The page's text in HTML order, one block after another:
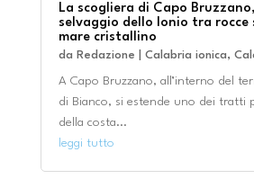
La scogliera di Capo
selvaggio dello Ionio tra rocce
mare cristallino
da Redazione Calabria ionica,
A Capo Bruzzano, all’interno del
di Bianco, si estende uno dei tratti
della costa...
leggi tutto